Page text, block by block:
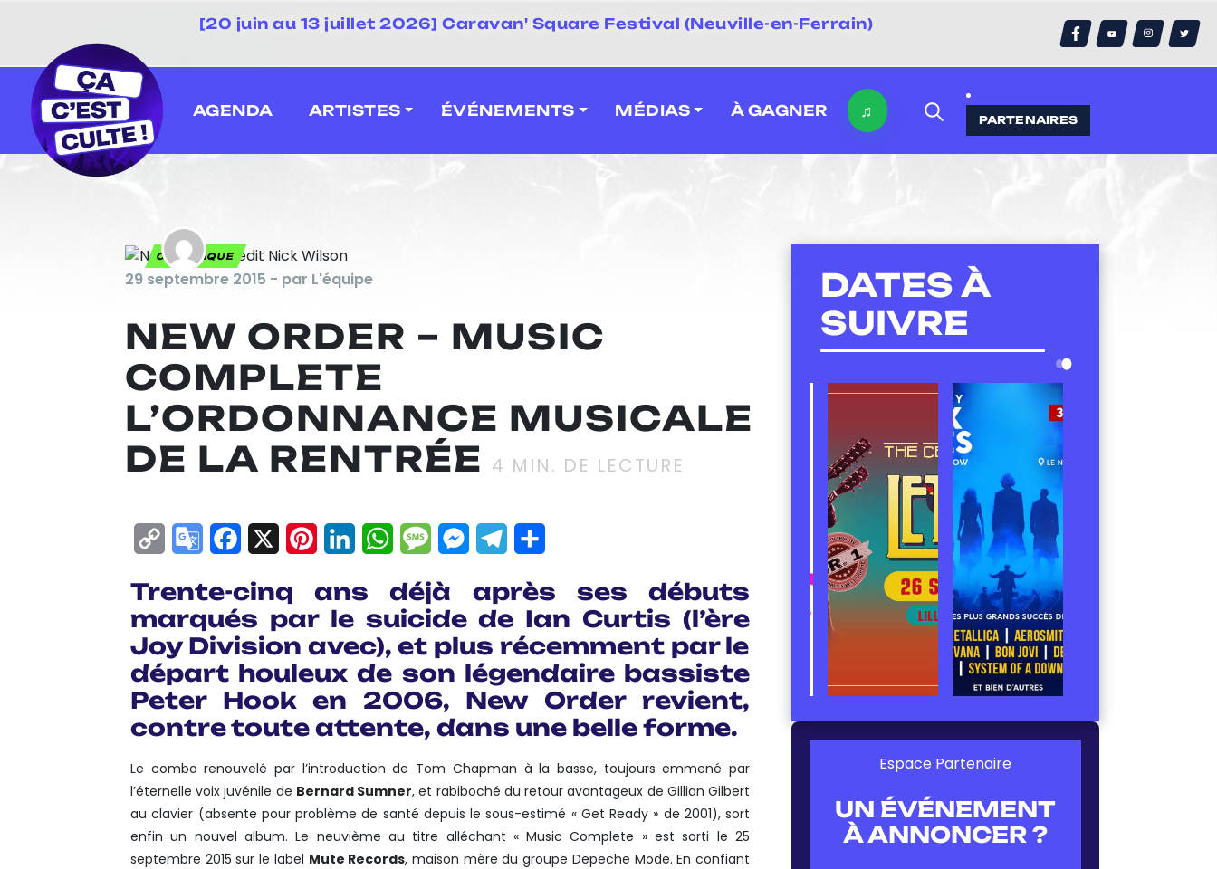
[20 juin au 13 juillet 2026] Caravan' Square Festival (Neuville-en-Ferrain)
AGENDA ARTISTES ÉVÉNEMENTS MÉDIAS À GAGNER ♫ PARTENAIRES
CHRONIQUE
29 septembre 2015 - par L'équipe
NEW ORDER – MUSIC
COMPLETE
L’ORDONNANCE MUSICALE
DE LA RENTRÉE 4 MIN. DE LECTURE
Copy GoogleFacebook
X Pinterest
LinkedInWhatsApp
MessageMessenger
Telegram
Trente-cinq ans déjà après ses débuts
marqués par le suicide de Ian Curtis (l’ère
Joy Division avec), et plus récemment par le
départ houleux de son légendaire bassiste
Peter Hook en 2006, New Orderrevient,
contre toute attente, dans une belle forme.
Le combo renouvelé par l’introduction de Tom Chapman à la basse, toujours emmené par
l’éternelle voix juvénile de Bernard Sumner, et rabiboché du retour avantageux de Gillian Gilbert
au clavier (absente pour problème de santé depuis le sous-estimé « Get Ready » de 2001), sort
enfin un nouvel album. Le neuvième au titre alléchant « Music Complete » est sorti le 25
septembre 2015 sur le label Mute Records, maison mère du groupe Depeche Mode. En confiant
DATES À
SUIVRE
Espace Partenaire
UN ÉVÉNEMENT
À ANNONCER ?